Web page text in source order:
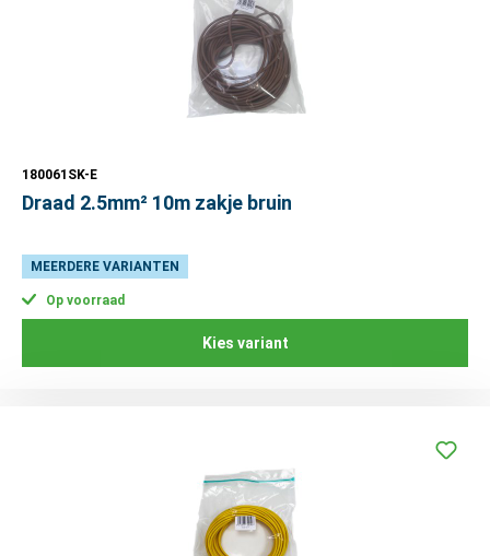
180061SK-E
Draad 2.5mm² 10m zakje bruin
MEERDERE VARIANTEN
Op voorraad
Kies variant